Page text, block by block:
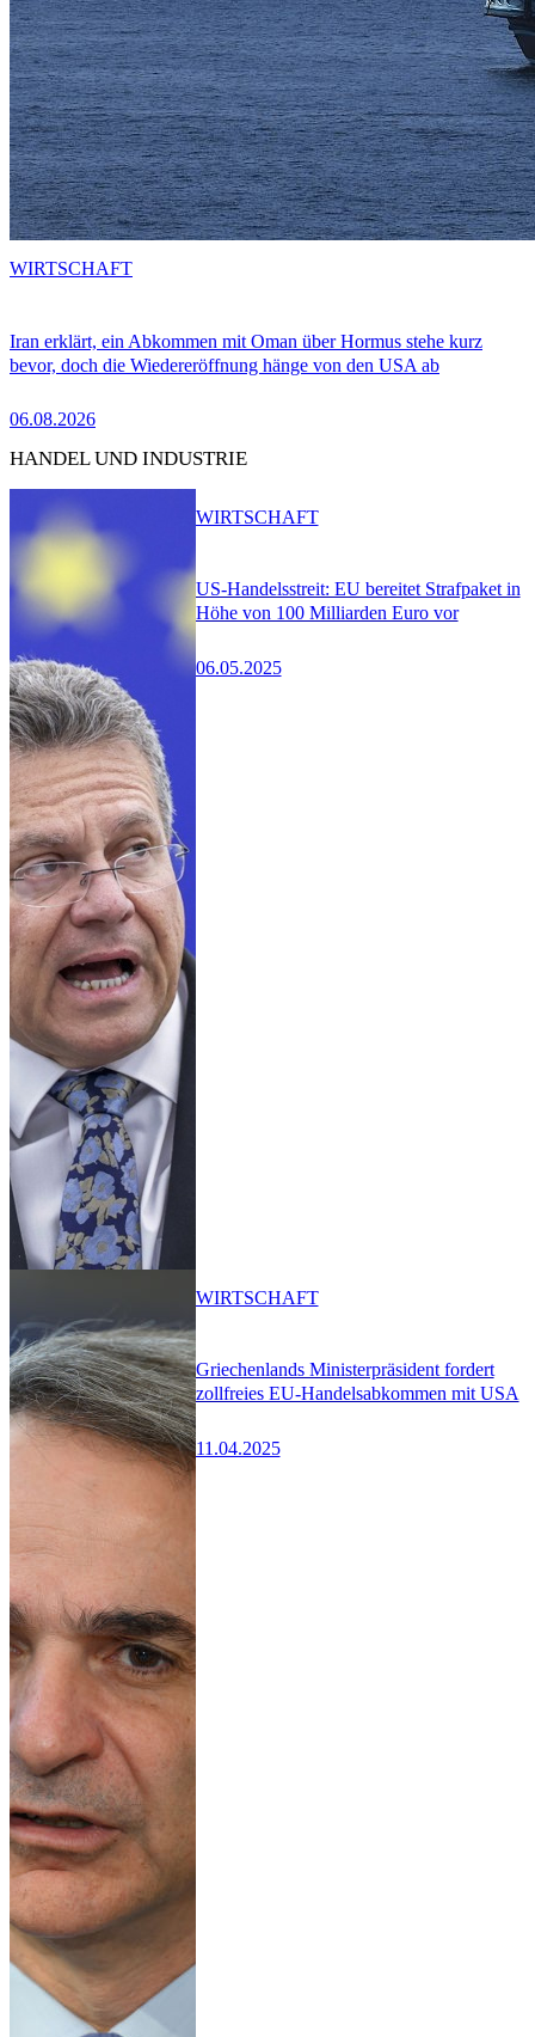
Iran erklärt, ein Abkommen mit Oman über Hormus stehe kurz
bevor, doch die Wiedereröffnung hänge von den USA ab
06.08.2026
WIRTSCHAFT
HANDEL UND INDUSTRIE
US-Handelsstreit: EU bereitet Strafpaket in
Höhe von 100 Milliarden Euro vor
06.05.2025
WIRTSCHAFT
Griechenlands Ministerpräsident fordert
zollfreies EU-Handelsabkommen mit USA
11.04.2025
WIRTSCHAFT